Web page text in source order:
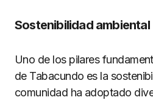
Sostenibilidad ambiental
Uno de los pilares
de Tabacundo es la
comunidad ha adoptado